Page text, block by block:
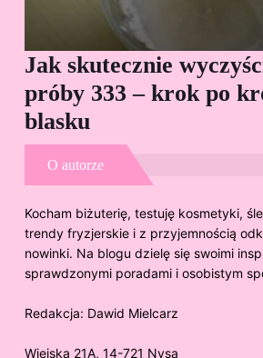
Jak skutecznie
próby 333 – krok po
blasku
O autorze
Kocham biżuterię, testuję kosmetyki,
trendy fryzjerskie i z przyjemnością
nowinki. Na blogu dzielę się swoimi
sprawdzonymi poradami i osobistym
Redakcja: Dawid Mielcarz
Wiejska 21A, 14-721 Nysa